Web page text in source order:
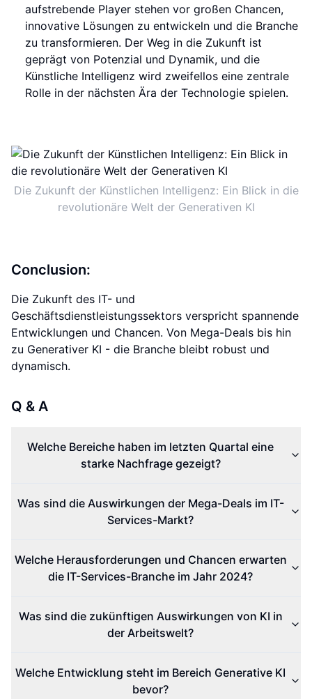
aufstrebende Player stehen vor großen Chancen,
innovative Lösungen zu entwickeln und die Branche
zu transformieren. Der Weg in die Zukunft ist
geprägt von Potenzial und Dynamik, und die
Künstliche Intelligenz wird zweifellos eine zentrale
Rolle in der nächsten Ära der Technologie spielen.
Die Zukunft der Künstlichen Intelligenz: Ein Blick in die
revolutionäre Welt der Generativen KI
Conclusion:
Die Zukunft des IT- und
Geschäftsdienstleistungssektors verspricht spannende
Entwicklungen und Chancen. Von Mega-Deals bis hin
zu Generativer KI - die Branche bleibt robust und
dynamisch.
Q & A
Welche Bereiche haben im letzten Quartal eine
starke Nachfrage gezeigt?
Was sind die Auswirkungen der Mega-Deals im IT-
Services-Markt?
Welche Herausforderungen und Chancen erwarten
die IT-Services-Branche im Jahr 2024?
Was sind die zukünftigen Auswirkungen von KI in
der Arbeitswelt?
Welche Entwicklung steht im Bereich Generative KI
bevor?